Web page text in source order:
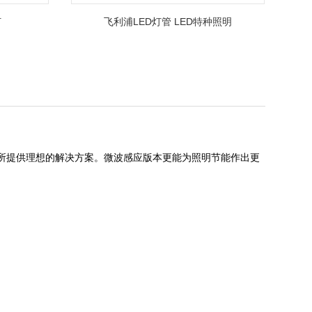
飞利浦LED灯管 LED特种照明
供理想的解决方案。微波感应版本更能为照明节能作出更